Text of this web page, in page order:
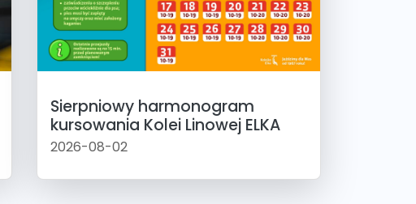
Sierpniowy harmonogram
kursowania Kolei Linowej ELKA
2026-08-02